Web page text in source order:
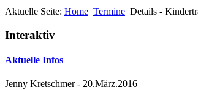
Aktuelle Seite: Home Termine Details -
Interaktiv
Aktuelle Infos
Jenny Kretschmer- 20.März.2016